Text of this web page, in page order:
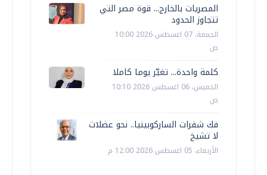
المصريات بالخارج... قوة مصر التي
تتجاوز الحدود
الجمعة، 07 اغسطس 2026 10:00
ص
كلمة واحدة... تغيّر يوما كاملا
الخميس، 06 اغسطس 2026 10:10
ص
فك شفرات الساركوبينيا.. نحو عضلات
لا تشيخ
الأربعاء، 05 اغسطس 2026 12:00 م